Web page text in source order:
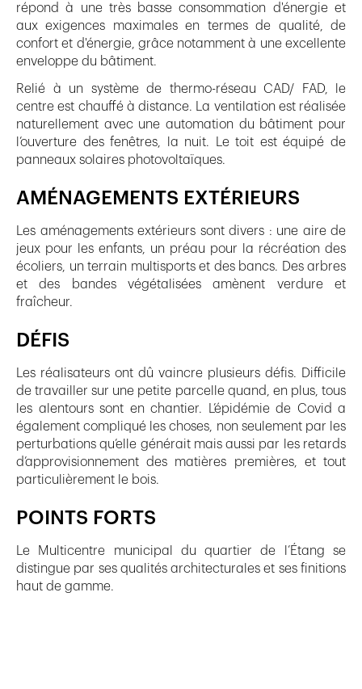
répond à une très basse consommation d'énergie et
aux exigences maximales en termes de qualité, de
confort et d'énergie, grâce notamment à une excellente
enveloppe du bâtiment.
Relié à un système de thermo-réseau CAD/ FAD, le
centre est chauffé à distance. La ventilation est réalisée
naturellement avec une automation du bâtiment pour
l’ouverture des fenêtres, la nuit. Le toit est équipé de
panneaux solaires photovoltaïques.
AMÉNAGEMENTS EXTÉRIEURS
Les aménagements extérieurs sont divers : une aire de
jeux pour les enfants, un préau pour la récréation des
écoliers, un terrain multisports et des bancs. Des arbres
et des bandes végétalisées amènent verdure et
fraîcheur.
DÉFIS
Les réalisateurs ont dû vaincre plusieurs défis. Difficile
de travailler sur une petite parcelle quand, en plus, tous
les alentours sont en chantier. L’épidémie de Covid a
également compliqué les choses, non seulement par les
perturbations qu’elle générait mais aussi par les retards
d’approvisionnement des matières premières, et tout
particulièrement le bois.
POINTS FORTS
Le Multicentre municipal du quartier de l’Étang se
distingue par ses qualités architecturales et ses finitions
haut de gamme.